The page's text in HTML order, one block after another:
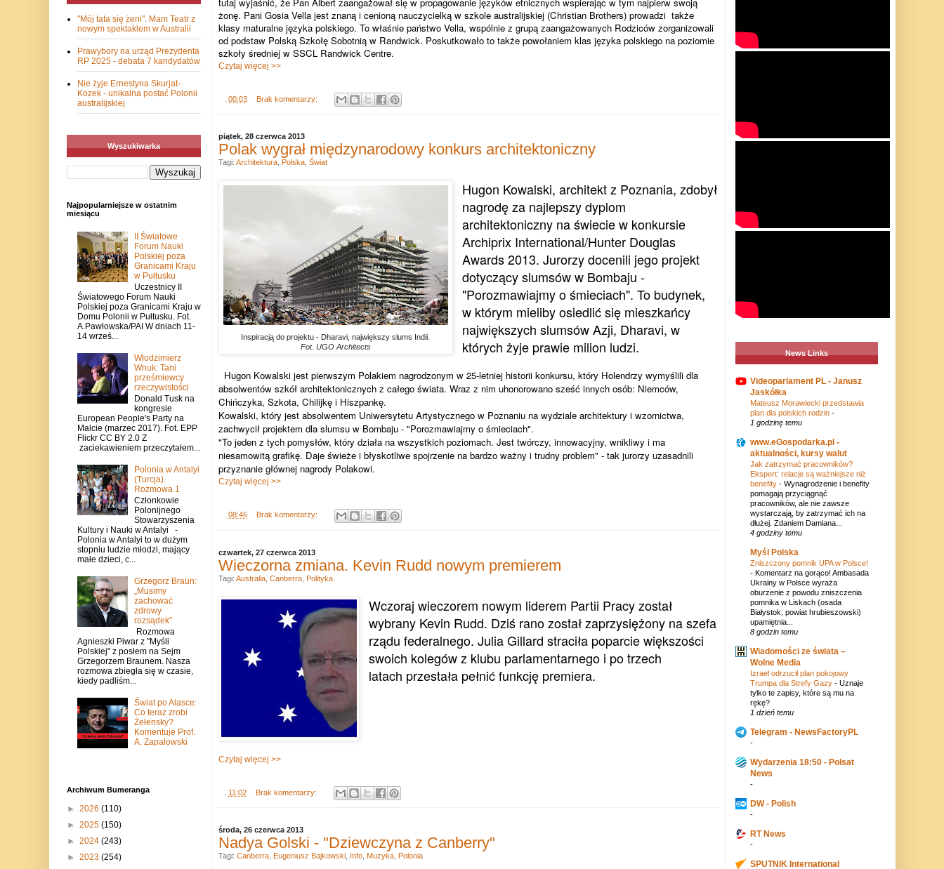
żonę. Pani Gosia Vella jest znaną i cenioną nauczycielką w szkole australijskiej (Christian Brothers) prowadzi także
klasy maturalne języka polskiego. To właśnie państwo Vella, wspólnie z grupą zaangażowanych Rodziców zorganizowali
od podstaw Polską Szkołę Sobotnią w Randwick. Poskutkowało to także powołaniem klas języka polskiego na poziomie
szkoły średniej w SSCL Randwick Centre.
Czytaj więcej >>
00:03 Brak komentarzy:
piątek, 28 czerwca 2013
Polak wygrał międzynarodowy konkurs architektoniczny
Inspiracją do projektu - Dharavi, największy slums Indii.
Fot. UGO Architects
Hugon Kowalski, architekt z Poznania, zdobył
nagrodę za najlepszy dyplom
architektoniczny na świecie w konkursie
Archiprix International/Hunter Douglas
Awards 2013. Jurorzy docenili jego projekt
dotyczący slumsów w Bombaju -
"Porozmawiajmy o śmieciach". To budynek,
w którym mieliby osiedlić się mieszkańcy
największych slumsów Azji, Dharavi, w
których żyje prawie milion ludzi.
Hugon Kowalski jest pierwszym Polakiem nagrodzonym w 25-letniej historii konkursu, który Holendrzy wymyślili dla
absolwentów szkół architektonicznych z całego świata. Wraz z nim uhonorowano sześć innych osób: Niemców,
Chińczyka, Szkota, Chilijkę i Hiszpankę.
Kowalski, który jest absolwentem Uniwersytetu Artystycznego w Poznaniu na wydziale architektury i wzornictwa,
zachwycił projektem dla slumsu w Bombaju - "Porozmawiajmy o śmieciach".
"To jeden z tych pomysłów, który działa na wszystkich poziomach. Jest twórczy, innowacyjny, wnikliwy i ma
niesamowitą grafikę. Daje świeże i błyskotliwe spojrzenie na bardzo ważny i trudny problem" - tak jurorzy uzasadnili
przyznanie głównej nagrody Polakowi.
Czytaj więcej >>
08:46 Brak komentarzy:
Tagi: Architektura, Polska, Świat
czwartek, 27 czerwca 2013
Wieczorna zmiana. Kevin Rudd nowym premierem
Wczoraj wieczorem nowym liderem Partii Pracy został
wybrany Kevin Rudd. Dziś rano został zaprzysiężony na szefa
rządu federalnego. Julia Gillard straciła poparcie większości
swoich kolegów z klubu parlamentarnego i po trzech
latach przestała pełnić funkcję premiera.
Czytaj więcej >>
11:02 Brak komentarzy:
Tagi: Australia, Canberra, Polityka
środa, 26 czerwca 2013
Nadya Golski - "Dziewczyna z Canberry"
Tagi: Canberra, Eugeniusz Bajkowski, Info, Muzyka, Polonia
"Mój tata się żeni". Mam Teatr z
nowym spektaklem w Australii
Prawybory na urząd Prezydenta
RP 2025 - debata 7 kandydatów
Nie żyje Ernestyna Skurjat-
Kozek - unikalna postać Polonii
australijskiej
Wyszukiwarka
Najpopularniejsze w ostatnim
miesiącu
II Światowe
Forum Nauki
Polskiej poza
Granicami Kraju
w Pułtusku
Uczestnicy II
Światowego Forum Nauki
Polskiej poza Granicami Kraju w
Domu Polonii w Pułtusku. Fot.
A.Pawłowska/PAI W dniach 11-
14 wrześ...
Włodzimierz
Wnuk: Tani
prześmiewcy
rzeczywistości
Donald Tusk na
kongresie
European People's Party na
Malcie (marzec 2017). Fot. EPP
Flickr CC BY 2.0 Z
zaciekawieniem przeczytałem...
Polonia w Antalyi
(Turcja).
Rozmowa 1
Członkowie
Polonijnego
Stowarzyszenia
Kultury i Nauki w Antalyi -
Polonia w Antalyi to w dużym
stopniu ludzie młodzi, mający
małe dzieci, c...
Grzegorz Braun:
„Musimy
zachować
zdrowy
rozsądek”
Rozmowa
Agnieszki Piwar z "Myśli
Polskiej" z posłem na Sejm
Grzegorzem Braunem. Nasza
rozmowa zbiegła się w czasie,
kiedy padliśm...
Świat po Alasce:
Co teraz zrobi
Żełensky?
Komentuje Prof.
A. Zapałowski
Archiwum Bumeranga
► 2026 (110)
► 2025 (150)
► 2024 (243)
► 2023 (254)
News Links
Videoparlament PL - Janusz
Jaskółka
Mateusz Morawiecki przedstawia
plan dla polskich rodzin -
1 godzinę temu
www.eGospodarka.pl -
aktualności, kursy walut
Jak zatrzymać pracowników?
Ekspert: relacje są ważniejsze niż
benefity - Wynagrodzenie i benefity
pomagają przyciągnąć
pracowników, ale nie zawsze
wystarczają, by zatrzymać ich na
dłużej. Zdaniem Damiana...
4 godziny temu
Myśl Polska
Zniszczony pomnik UPA w Polsce!
- Komentarz na gorąco! Ambasada
Ukrainy w Polsce wyraża
oburzenie z powodu zniszczenia
pomnika w Liskach (osada
Białystok, powiat hrubieszowski)
upamiętnia...
8 godzin temu
Wiadomości ze świata –
Wolne Media
Izrael odrzucił plan pokojowy
Trumpa dla Strefy Gazy - Uznaje
tylko te zapisy, które są mu na
rękę?
1 dzień temu
Telegram - NewsFactoryPL
-
Wydarzenia 18:50 - Polsat
News
-
DW - Polish
-
RT News
-
SPUTNIK International